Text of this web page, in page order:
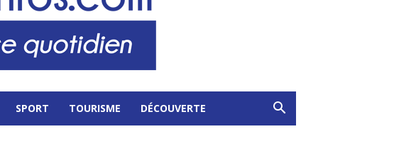
SPORT TOURISME DÉCOUVERTE